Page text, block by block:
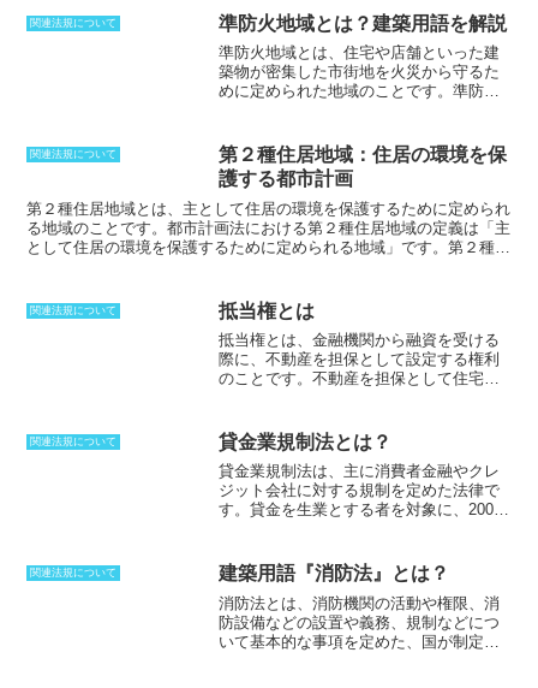
関連法規について 準防火地域とは？建築用語を解説
準防火地域とは、住宅や店舗といった建
築物が密集した市街地を火災から守るた
めに定められた地域のことです。準防火
上、もしくは延べ面積が1,500㎡を超える
建物は耐火建築物にしなければならず、
また延べ面積が500㎡以下の建築物は木造
でも良いとされています。防火地域で
は、建築物の規制もこれらより厳しくな
っており、建物は耐火建築物である必要
し、商業施設のような大規模な建物が火
災に見舞われ、甚大な被害を出さないた
めに指定されています。準防火地域は、
広範囲に指定されることが多く、また防
火地域の外側の地域に指定されるケース
関連法規について
第２種住居地域：住居の環境を保
護する都市計画
第２種住居地域とは、主として住居の環境を保護するために定められ
る地域のことです。都市計画法における第２種住居地域の定義は「主
として住居の環境を保護するために定められる地域」です。第２種住
の低い物として認められた物のみです。具体的な例を挙げると、住
宅、共同住宅、幼稚園、小中学高校、大学などです。その他にも、ホ
テルや旅館、ゴルフ練習場といったレジャー施設に関しても、建築が
可能です。また、面積の制限が付いている建造物もあり、工場の場合
は、作業面積が50㎡以下と決められています。
関連法規について 抵当権とは
抵当権とは、金融機関から融資を受ける
際に、不動産を担保として設定する権利
のことです。不動産を担保として住宅ロ
す。抵当権を実行する場合、
されていた不動産が競売にかかり、ロー
ンの返済に充てられます。これは、金融
機関がリスク回避を図るためです。抵当
権を設定するためには、登記や契約書の
るため注意が必要です。住宅ローンを利
して設定され、抵当権が付けられること
になります。しかし、抵当権が設定され
ても、不動産の所有権は抵当権者に移り
関連法規について 貸金業規制法とは？
貸金業規制法は、主に消費者金融やクレ
ジット会社に対する規制を定めた法律で
す。貸金を生業とする者を対象に、2007
ばれ、貸金業規制法と略称で呼ばれてい
ました。貸金業規制法時代は、主にサラ
金を規制するために定められていたこと
もあり、サラ金規制法と呼ばれることも
ありました。貸金業規制法の内容として
関連法規について 建築用語『消防法』とは？
消防法とは、消防機関の活動や権限、消
防設備などの設置や義務、規制などにつ
いて基本的な事項を定めた、国が制定し